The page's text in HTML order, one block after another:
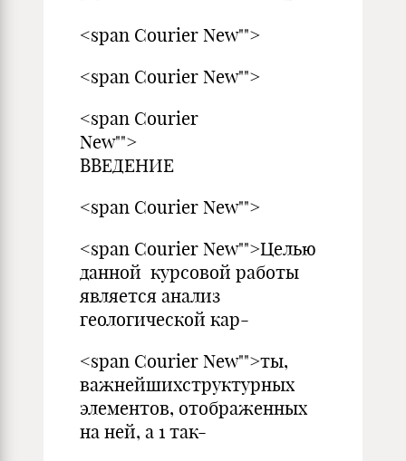
<span Courier New"">
<span Courier New"">
<span Courier
New"">
ВВЕДЕНИЕ
<span Courier New"">
<span Courier New"">Целью
данной курсовой работы
является анализ
геологической кар-
<span Courier New"">ты,
важнейшихструктурных
элементов, отображенных
на ней, а 1 так-